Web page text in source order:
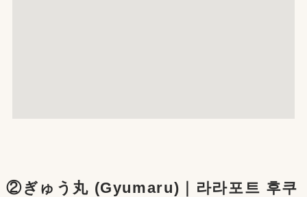
②ぎゅう丸 (Gyumaru)｜라라포트 후쿠